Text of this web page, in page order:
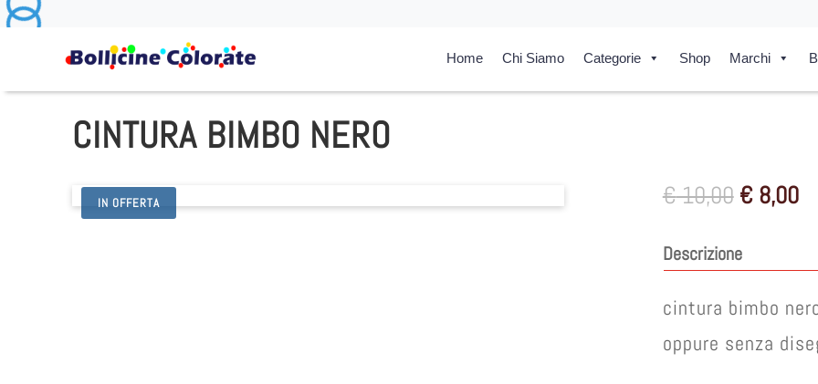
Home Chi Siamo Categorie Shop Marchi
CINTURA BIMBO NERO
IN OFFERTA €10,00 Il
prezzo
era:
€ 10,00.
€8,00Il
€
Descrizione
cintura bimbo
oppure senza